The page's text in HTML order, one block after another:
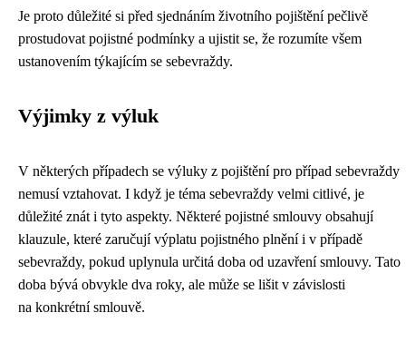
Je proto důležité si před sjednáním životního pojištění pečlivě
prostudovat pojistné podmínky a ujistit se, že rozumíte všem
ustanovením týkajícím se sebevraždy.
Výjimky z výluk
V některých případech se výluky z pojištění pro případ sebevraždy
nemusí vztahovat. I když je téma sebevraždy velmi citlivé, je
důležité znát i tyto aspekty. Některé pojistné smlouvy obsahují
klauzule, které zaručují výplatu pojistného plnění i v případě
sebevraždy, pokud uplynula určitá doba od uzavření smlouvy. Tato
doba bývá obvykle dva roky, ale může se lišit v závislosti
na konkrétní smlouvě.